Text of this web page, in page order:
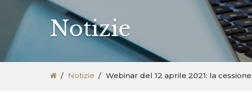
Notizie
Notizie Webinar del 12 aprile 2021: la